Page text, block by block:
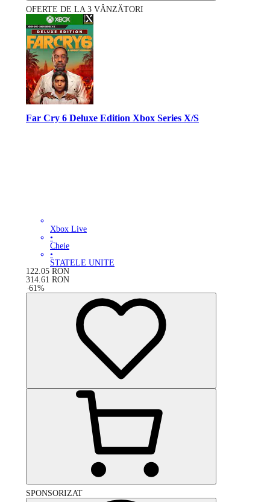
OFERTE DE LA 3 VÂNZĂTORI
Far Cry 6 Deluxe Edition Xbox Series X/S
Xbox Live
•
Cheie
•
STATELE UNITE
122.05 RON
314.61 RON
-61%
SPONSORIZAT